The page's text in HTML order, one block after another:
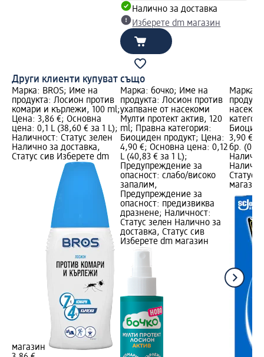
Налично за доставка
Изберете dm магазин
Други клиенти купуват също
Марка: BROS; Име на
продукта: Лосион против
комари и кърлежи, 100 ml;
Цена: 3,86 €; Основна
цена: 0,1 L (38,60 € за 1 L);
Наличност: Статус зелен
Налично за доставка,
Статус сив Изберете dm
магазин
Марка: бочко; Име на
продукта: Лосион против
ухапване от насекоми
Мулти протект актив, 120
ml; Правна категория:
Биоциден продукт; Цена:
4,90 €; Основна цена: 0,12
L (40,83 € за 1 L);
Предупреждение за
опасност: слабо/високо
запалим,
Предупреждение за
опасност: предизвиква
дразнене; Наличност:
Статус зелен Налично за
доставка, Статус сив
Изберете dm магазин
Марка:
3,90 €;
бр.
Статус
магазин